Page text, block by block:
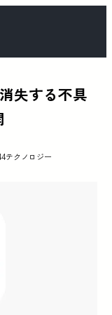
失する不具
テクノロジー